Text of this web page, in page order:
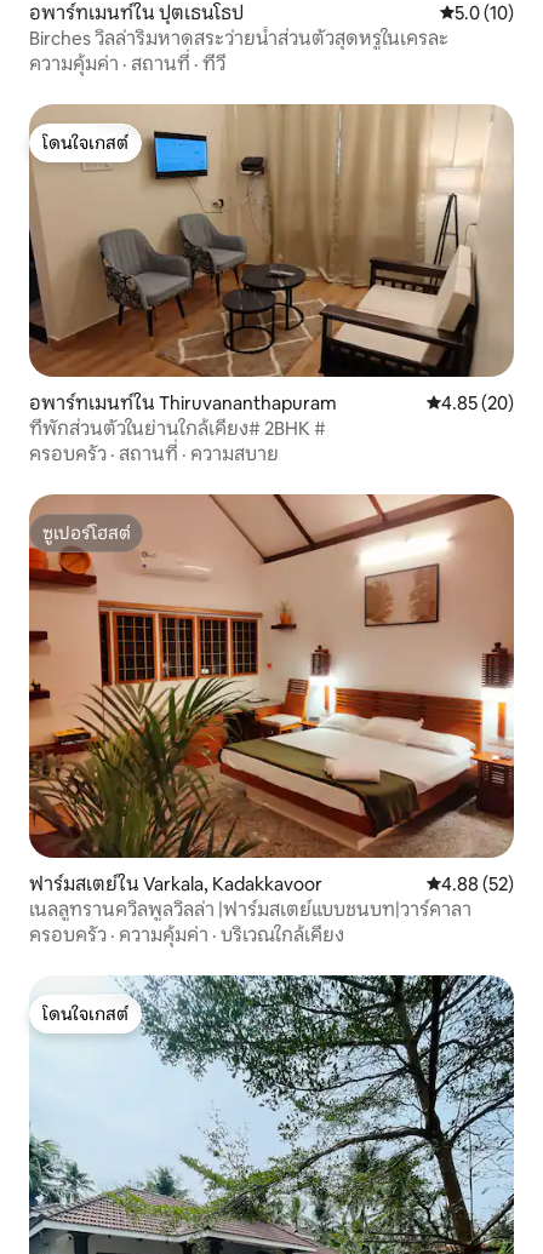
อพาร์ทเมนท์ใน ปุตเธนโธป คะแนนเฉลี่ย
5.0 (10)
Birches วิลล่าริมหาดสระว่ายน้ำส่วนตัวสุดหรูในเครละ
ความคุ้มค่า · สถานที่ · ทีวี
โดนใจเกสต์
โดนใจเกสต์
อพาร์ทเมนท์ใน Thiruvananthapuram คะแนนเฉลี่ย
4.85 (20)
ที่พักส่วนตัวในย่านใกล้เคียง# 2BHK #
ครอบครัว · สถานที่ · ความสบาย
ซูเปอร์โฮสต์
ซูเปอร์โฮสต์
ฟาร์มสเตย์ใน Varkala, Kadakkavoor คะแนนเฉลี่ย
4.88 (52)
เนลลูทรานควิลพูลวิลล่า |ฟาร์มสเตย์แบบชนบท|วาร์คาลา
ครอบครัว · ความคุ้มค่า · บริเวณใกล้เคียง
โดนใจเกสต์
โดนใจเกสต์